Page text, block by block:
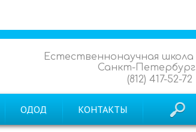
Естественнонаучная школа
Санкт-Петербург
(812) 417-52-72
ОДОД КОНТАКТЫ